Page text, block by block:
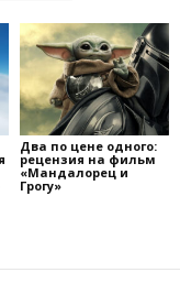
Два по цене одного:
рецензия на фильм
«Мандалорец и
Грогу»